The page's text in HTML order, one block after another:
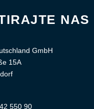
NAS
GmbH
15A
550 90